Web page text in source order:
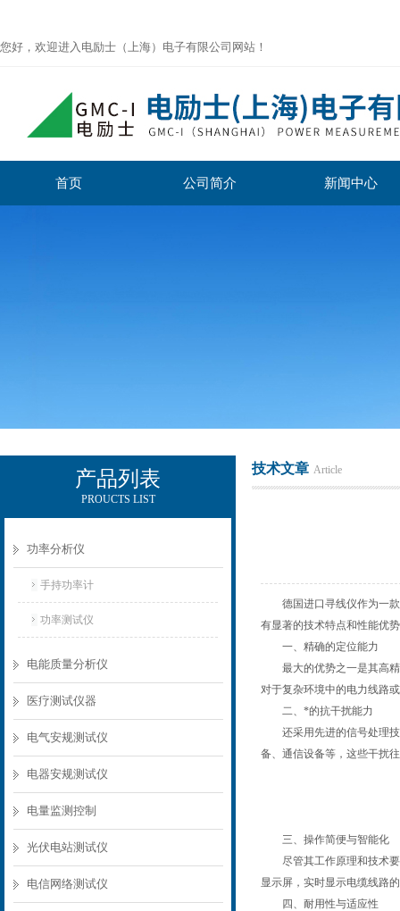
您好，欢迎进入电励士（上海）电子有限公司网站！
首页 公司简介 新闻中心
产品列表
PROUCTS LIST
功率分析仪
手持功率计
功率测试仪
电能质量分析仪
医疗测试仪器
电气安规测试仪
电器安规测试仪
电量监测控制
光伏电站测试仪
电信网络测试仪
技术文章 Article
德国进口寻线仪作为一款
有显著的技术特点和性能优
一、精确的定位能力
最大的优势之一是其高精
对于复杂环境中的电力线路
二、*的抗干扰能力
还采用先进的信号处理技
备、通信设备等，这些干扰
三、操作简便与智能化
尽管其工作原理和技术要
显示屏，实时显示电缆线路
四、耐用性与适应性